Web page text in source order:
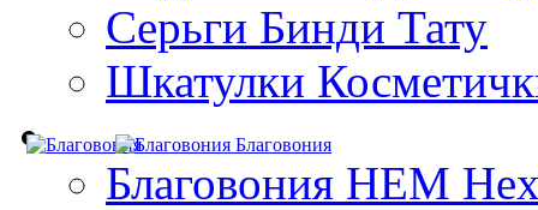
Серьги Бинди Тату
Шкатулки
Благовония
Благовония HEM